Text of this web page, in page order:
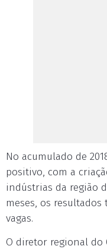
No acumulado de
positivo, com a
indústrias da região
meses, os resultados
vagas.
O diretor regional do